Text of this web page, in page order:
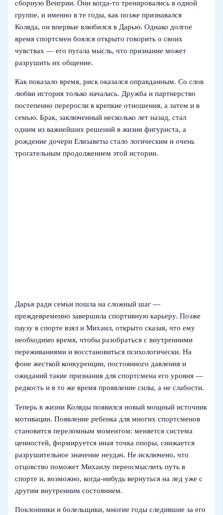
сборную Венгрии. Они когда‑то тренировались в одной
группе, и именно в те годы, как позже признавался
Коляда, он впервые влюбился в Дарью. Однако долгое
время спортсмен боялся открыто говорить о своих
чувствах — его пугала мысль, что признание может
разрушить их общение.
Как показало время, риск оказался оправданным. Со слов
любви история только началась. Дружба и партнерство
постепенно переросли в крепкие отношения, а затем и в
семью. Брак, заключенный несколько лет назад, стал
одним из важнейших решений в жизни фигуриста, а
рождение дочери Елизаветы стало логическим и очень
трогательным продолжением этой истории.
Дарья ради семьи пошла на сложный шаг —
преждевременно завершила спортивную карьеру. Позже
паузу в спорте взял и Михаил, открыто сказав, что ему
необходимо время, чтобы разобраться с внутренними
переживаниями и восстановиться психологически. На
фоне жесткой конкуренции, постоянного давления и
ожиданий такие признания для спортсмена его уровня —
редкость и в то же время проявление силы, а не слабости.
Теперь в жизни Коляды появился новый мощный источник
мотивации. Появление ребенка для многих спортсменов
становится переломным моментом: меняется система
ценностей, формируется иная точка опоры, снижается
разрушительное значение неудач. Не исключено, что
отцовство поможет Михаилу переосмыслить путь в
спорте и, возможно, когда‑нибудь вернуться на лед уже с
другим внутренним состоянием.
Поклонники и болельщики, многие годы следившие за его